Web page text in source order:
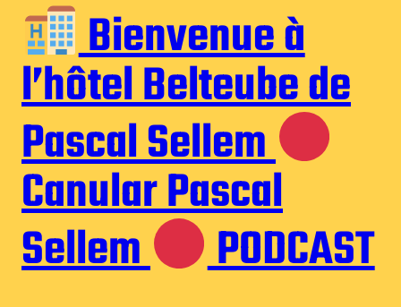
Bienvenue à
l’hôtel Belteube de
Pascal Sellem
Canular Pascal
Sellem PODCAST